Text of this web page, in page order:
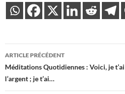
Navigation
des
articles
ARTICLE PRÉCÉDENT
Méditations Quotidiennes : Voici, je
l’argent ; je t’ai…